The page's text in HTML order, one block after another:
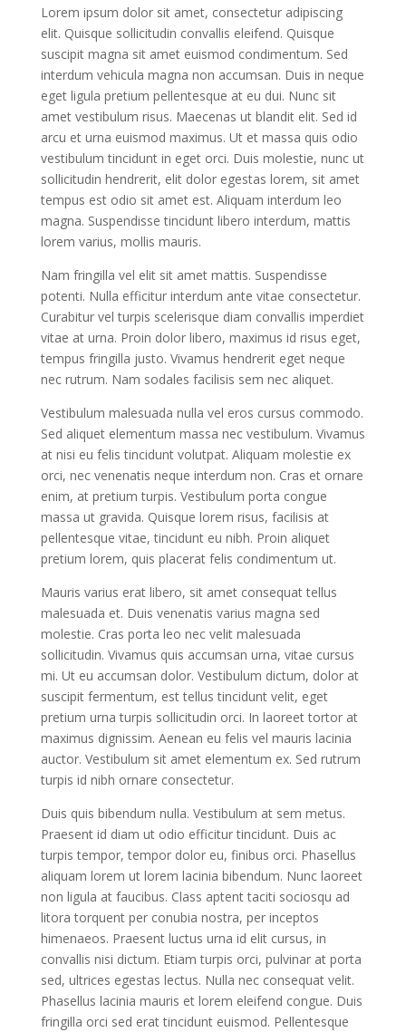
Lorem ipsum dolor sit amet, consectetur adipiscing
elit. Quisque sollicitudin convallis eleifend. Quisque
suscipit magna sit amet euismod condimentum. Sed
interdum vehicula magna non accumsan. Duis in neque
eget ligula pretium pellentesque at eu dui. Nunc sit
amet vestibulum risus. Maecenas ut blandit elit. Sed id
arcu et urna euismod maximus. Ut et massa quis odio
vestibulum tincidunt in eget orci. Duis molestie, nunc ut
sollicitudin hendrerit, elit dolor egestas lorem, sit amet
tempus est odio sit amet est. Aliquam interdum leo
magna. Suspendisse tincidunt libero interdum, mattis
lorem varius, mollis mauris.
Nam fringilla vel elit sit amet mattis. Suspendisse
potenti. Nulla efficitur interdum ante vitae consectetur.
Curabitur vel turpis scelerisque diam convallis imperdiet
vitae at urna. Proin dolor libero, maximus id risus eget,
tempus fringilla justo. Vivamus hendrerit eget neque
nec rutrum. Nam sodales facilisis sem nec aliquet.
Vestibulum malesuada nulla vel eros cursus commodo.
Sed aliquet elementum massa nec vestibulum. Vivamus
at nisi eu felis tincidunt volutpat. Aliquam molestie ex
orci, nec venenatis neque interdum non. Cras et ornare
enim, at pretium turpis. Vestibulum porta congue
massa ut gravida. Quisque lorem risus, facilisis at
pellentesque vitae, tincidunt eu nibh. Proin aliquet
pretium lorem, quis placerat felis condimentum ut.
Mauris varius erat libero, sit amet consequat tellus
malesuada et. Duis venenatis varius magna sed
molestie. Cras porta leo nec velit malesuada
sollicitudin. Vivamus quis accumsan urna, vitae cursus
mi. Ut eu accumsan dolor. Vestibulum dictum, dolor at
suscipit fermentum, est tellus tincidunt velit, eget
pretium urna turpis sollicitudin orci. In laoreet tortor at
maximus dignissim. Aenean eu felis vel mauris lacinia
auctor. Vestibulum sit amet elementum ex. Sed rutrum
turpis id nibh ornare consectetur.
Duis quis bibendum nulla. Vestibulum at sem metus.
Praesent id diam ut odio efficitur tincidunt. Duis ac
turpis tempor, tempor dolor eu, finibus orci. Phasellus
aliquam lorem ut lorem lacinia bibendum. Nunc laoreet
non ligula at faucibus. Class aptent taciti sociosqu ad
litora torquent per conubia nostra, per inceptos
himenaeos. Praesent luctus urna id elit cursus, in
convallis nisi dictum. Etiam turpis orci, pulvinar at porta
sed, ultrices egestas lectus. Nulla nec consequat velit.
Phasellus lacinia mauris et lorem eleifend congue. Duis
fringilla orci sed erat tincidunt euismod. Pellentesque